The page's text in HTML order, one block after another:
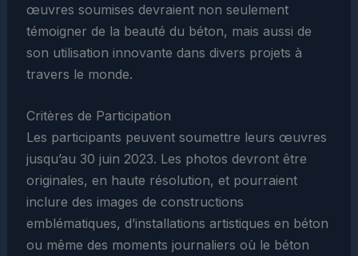
œuvres soumises devraient non seulement
témoigner de la beauté du béton, mais aussi de
son utilisation innovante dans divers projets à
travers le monde.
Critères de Participation
Les participants peuvent soumettre leurs œuvres
jusqu’au 30 juin 2023. Les photos devront être
originales, en haute résolution, et pourraient
inclure des images de constructions
emblématiques, d’installations artistiques en béton
ou même des moments journaliers où le béton